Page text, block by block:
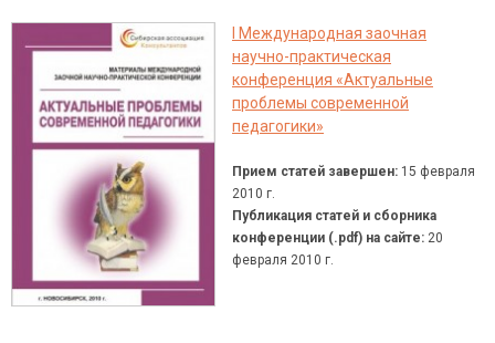
I Международная заочная
научно-практическая
конференция «Актуальные
проблемы современной
педагогики»
Прием статей завершен: 15 февраля
2010 г.
Публикация статей и сборника
конференции (.pdf) на сайте: 20
февраля 2010 г.